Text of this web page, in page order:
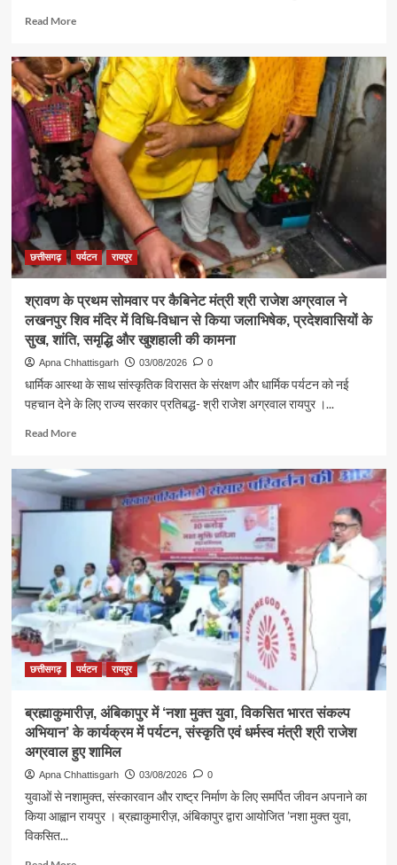
Read MoreRead
पर्यटन
एवं
संस्कृति
मंत्री
श्री
राजेश
अग्रवाल
ने
जनदर्शन
सुनीं
आमजन
की
छत्तीसगढ़ पर्यटन रायपुर
श्रावण के प्रथम सोमवार पर कैबिनेट मंत्री श्री राजेश अग्रवाल ने
लखनपुर शिव मंदिर में विधि-विधान से किया जलाभिषेक, प्रदेशवासियों के
सुख, शांति, समृद्धि और खुशहाली की कामना
Apna Chhattisgarh 03/08/2026 0
धार्मिक आस्था के साथ सांस्कृतिक विरासत के संरक्षण और धार्मिक पर्यटन को नई
पहचान देने के लिए राज्य सरकार प्रतिबद्ध- श्री राजेश अग्रवाल रायपुर ।...
Read MoreRead
श्रावण
के
प्रथम
कैबिनेट
मंत्री
श्री
राजेश
अग्रवाल
ने
लखनपुर
में
विधि-
विधान
से
जलाभिषेक,
प्रदेशवासियों
छत्तीसगढ़ पर्यटन रायपुर
ब्रह्माकुमारीज़, अंबिकापुर में ‘नशा मुक्त युवा, विकसित भारत संकल्प
अभियान’ के कार्यक्रम में पर्यटन, संस्कृति एवं धर्मस्व मंत्री श्री राजेश
अग्रवाल हुए शामिल
Apna Chhattisgarh 03/08/2026 0
युवाओं से नशामुक्त, संस्कारवान और राष्ट्र निर्माण के लिए समर्पित जीवन अपनाने का
किया आह्वान रायपुर । ब्रह्माकुमारीज़, अंबिकापुर द्वारा आयोजित ’नशा मुक्त युवा,
विकसित...
Read